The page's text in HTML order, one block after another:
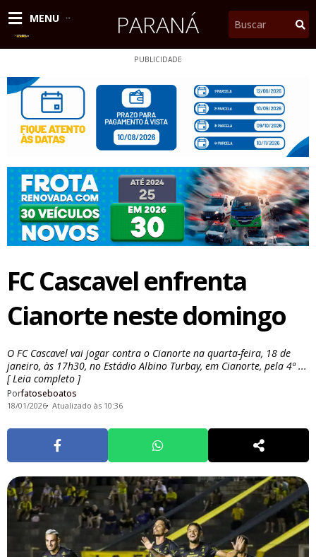
para
MENU PARANÁ Pesquisar
PUBLICIDADE
FC Cascavel enfrenta
Cianorte neste domingo
O FC Cascavel vai jogar contra o Cianorte na quarta-feira, 18 de
janeiro, às 17h30, no Estádio Albino Turbay, em Cianorte, pela 4ª ...
[ Leia completo ]
Porfatoseboatos
18/01/2026 Atualizado às 10:36